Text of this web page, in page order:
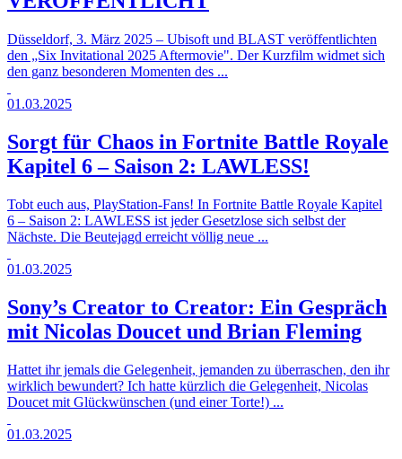
Düsseldorf, 3. März 2025 – Ubisoft und BLAST veröffentlichten
den „Six Invitational 2025 Aftermovie". Der Kurzfilm widmet sich
den ganz besonderen Momenten des ...
01.03.2025
Sorgt für Chaos in Fortnite Battle Royale
Kapitel 6 – Saison 2: LAWLESS!
Tobt euch aus, PlayStation-Fans! In Fortnite Battle Royale Kapitel
6 – Saison 2: LAWLESS ist jeder Gesetzlose sich selbst der
Nächste. Die Beutejagd erreicht völlig neue ...
01.03.2025
Sony’s Creator to Creator: Ein Gespräch
mit Nicolas Doucet und Brian Fleming
Hattet ihr jemals die Gelegenheit, jemanden zu überraschen, den ihr
wirklich bewundert? Ich hatte kürzlich die Gelegenheit, Nicolas
Doucet mit Glückwünschen (und einer Torte!) ...
01.03.2025